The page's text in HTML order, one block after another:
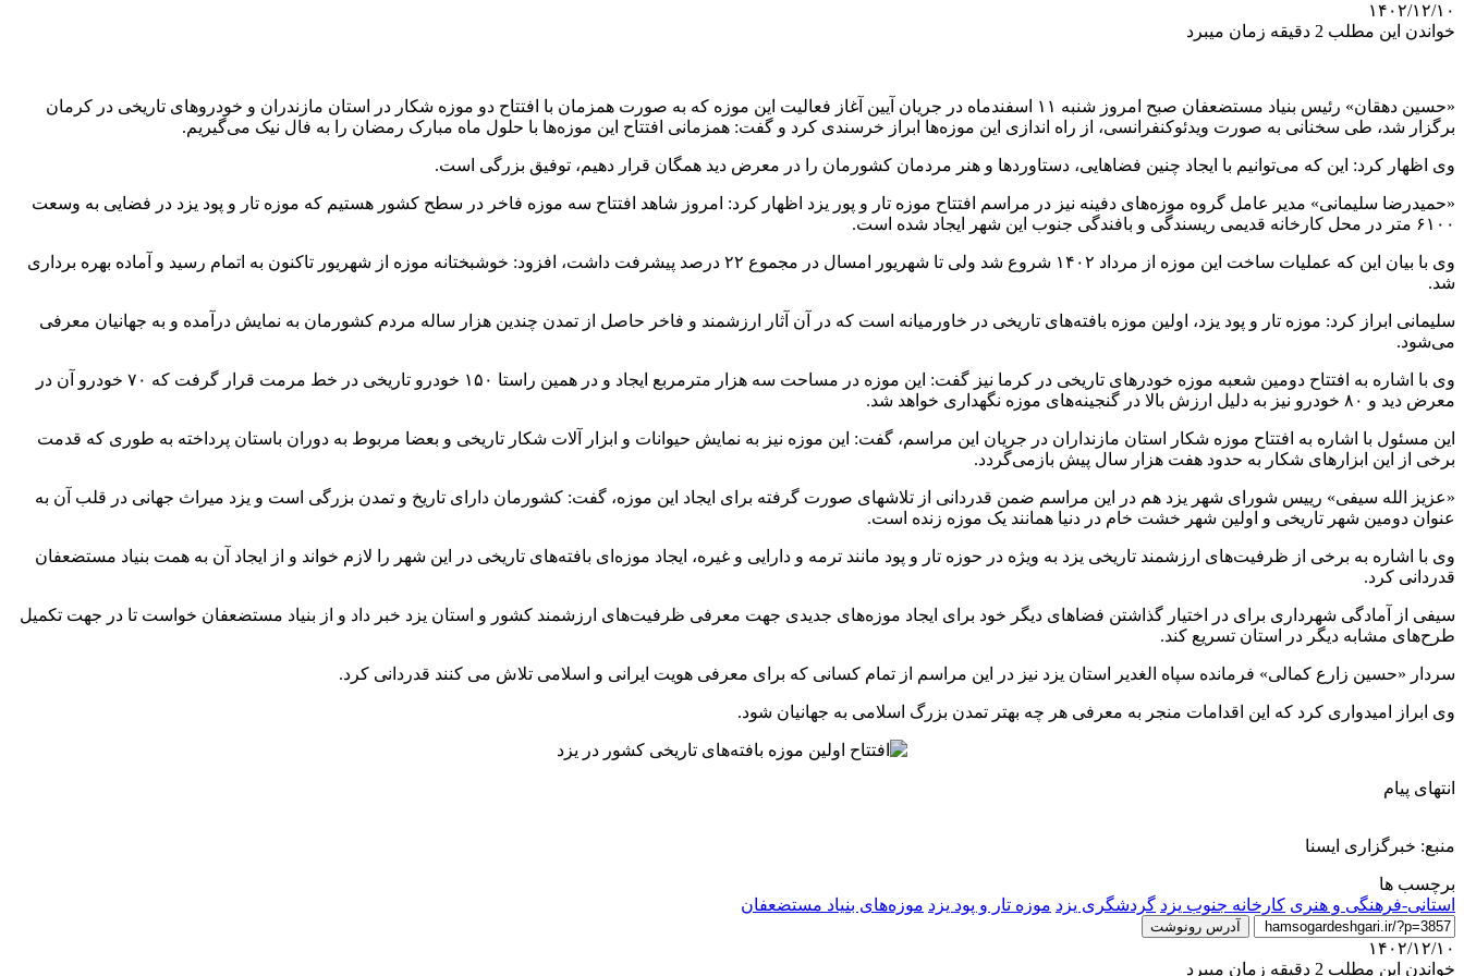
۱۴۰۲/۱۲/۱۰
خواندن این مطلب 2 دقیقه زمان میبرد
«حسین دهقان» رئیس بنیاد مستضعفان صبح امروز شنبه ۱۱ اسفندماه در جریان آیین آغاز فعالیت این موزه که به صورت همزمان با افتتاح دو موزه شکار در استان مازندران و خودروهای تاریخی در کرمان
برگزار شد، طی سخنانی به صورت ویدئوکنفرانسی، از راه اندازی این موزه‌ها ابراز خرسندی کرد و گفت: همزمانی افتتاح این موزه‌ها با حلول ماه مبارک رمضان را به فال نیک می‌گیریم.
وی اظهار کرد: این که می‌توانیم با ایجاد چنین فضاهایی، دستاوردها و هنر مردمان کشورمان را در معرض دید همگان قرار دهیم، توفیق بزرگی است.
«حمیدرضا سلیمانی» مدیر عامل گروه موزه‌های دفینه نیز در مراسم افتتاح موزه تار و پور یزد اظهار کرد: امروز شاهد افتتاح سه موزه فاخر در سطح کشور هستیم که موزه تار و پود یزد در فضایی به وسعت
۶۱۰۰ متر در محل کارخانه قدیمی ریسندگی و بافندگی جنوب این شهر ایجاد شده است.
وی با بیان این که عملیات ساخت این موزه از مرداد ۱۴۰۲ شروع شد ولی تا شهریور امسال در مجموع ۲۲ درصد پیشرفت داشت، افزود: خوشبختانه موزه از شهریور تاکنون به اتمام رسید و آماده بهره برداری
شد.
سلیمانی ابراز کرد: موزه تار و پود یزد، اولین موزه بافته‌های تاریخی در خاورمیانه است که در آن آثار ارزشمند و فاخر حاصل از تمدن چندین هزار ساله مردم کشورمان به نمایش درآمده و به جهانیان معرفی
می‌شود.
وی با اشاره به افتتاح دومین شعبه موزه خودرهای تاریخی در کرما نیز گفت: این موزه در مساحت سه هزار مترمربع ایجاد و در همین راستا ۱۵۰ خودرو تاریخی در خط مرمت قرار گرفت که ۷۰ خودرو آن در
معرض دید و ۸۰ خودرو نیز به دلیل ارزش بالا در گنجینه‌های موزه نگهداری خواهد شد.
این مسئول با اشاره به افتتاح موزه شکار استان مازنداران در جریان این مراسم، گفت: این موزه نیز به نمایش حیوانات و ابزار آلات شکار تاریخی و بعضا مربوط به دوران باستان پرداخته به طوری که قدمت
برخی از این ابزارهای شکار به حدود هفت هزار سال پیش بازمی‌گردد.
«عزیز الله سیفی» رییس شورای شهر یزد هم در این مراسم ضمن قدردانی از تلاشهای صورت گرفته برای ایجاد این موزه، گفت: کشورمان دارای تاریخ و تمدن بزرگی است و یزد میراث جهانی در قلب آن به
عنوان دومین شهر تاریخی و اولین شهر خشت خام در دنیا همانند یک موزه زنده است.
وی با اشاره به برخی از ظرفیت‌های ارزشمند تاریخی یزد به ویژه در حوزه تار و پود مانند ترمه و دارایی و غیره، ایجاد موزه‌ای بافته‌های تاریخی در این شهر را لازم خواند و از ایجاد آن به همت بنیاد مستضعفان
قدردانی کرد.
سیفی از آمادگی شهرداری برای در اختیار گذاشتن فضاهای دیگر خود برای ایجاد موزه‌های جدیدی جهت معرفی ظرفیت‌های ارزشمند کشور و استان یزد خبر داد و از بنیاد مستضعفان خواست تا در جهت تکمیل
طرح‌های مشابه دیگر در استان تسریع کند.
سردار «حسین زارع کمالی» فرمانده سپاه الغدیر استان یزد نیز در این مراسم از تمام کسانی که برای معرفی هویت ایرانی و اسلامی تلاش می کنند قدردانی کرد.
وی ابراز امیدواری کرد که این اقدامات منجر به معرفی هر چه بهتر تمدن بزرگ اسلامی به جهانیان شود.
انتهای پیام
منبع: خبرگزاری ایسنا
برچسب ها
استانی-فرهنگی و هنری کارخانه جنوب یزد گردشگری یزد موزه تار و پود یزد موزه‌های بنیاد مستضعفان
آدرس رونوشت
۱۴۰۲/۱۲/۱۰
خواندن این مطلب 2 دقیقه زمان میبرد